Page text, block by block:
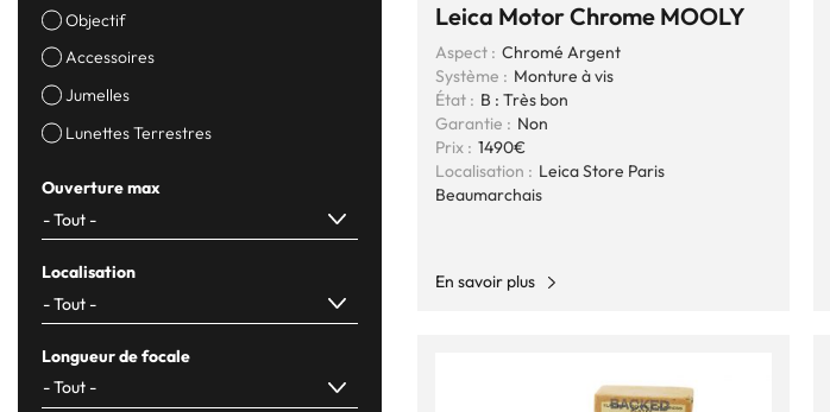
Objectif
Accessoires
Jumelles
Lunettes Terrestres
Ouverture max
Localisation
Longueur de focale
Leica Motor Chrome MOOLY
Aspect : Chromé Argent
Système : Monture à vis
État : B : Très bon
Garantie : Non
Prix : 1490€
Localisation : Leica Store Paris
Beaumarchais
En savoir plus